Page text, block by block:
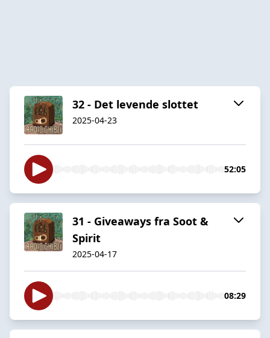
32 - Det levende slottet
2025-04-23
52:05
31 - Giveaways fra Soot &
Spirit
2025-04-17
08:29